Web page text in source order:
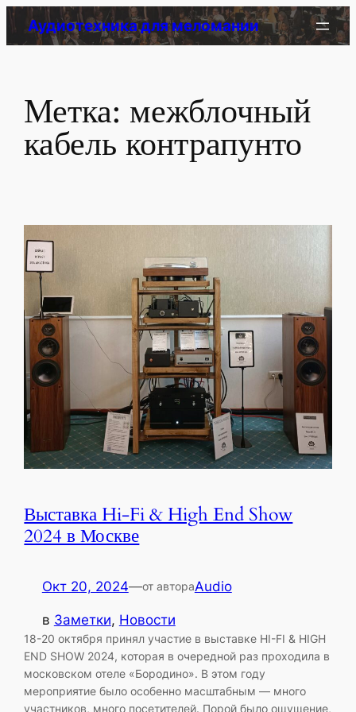
Перейти
Аудиотехника для меломании
Метка: межблочный
кабель контрапунто
Выставка Hi-Fi & High End Show
2024 в Москве
Окт 20, 2024—от автораAudio
в Заметки, Новости
18-20 октября принял участие в выставке HI-FI & HIGH
END SHOW 2024, которая в очередной раз проходила в
московском отеле «Бородино». В этом году
мероприятие было особенно масштабным — много
участников, много посетителей. Порой было ощущение,